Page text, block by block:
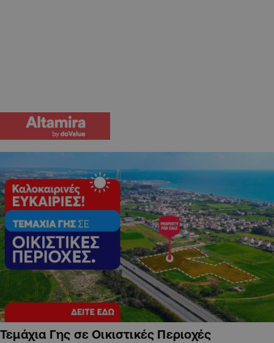
Τεμάχια Γης σε Οικιστικές Περιοχές